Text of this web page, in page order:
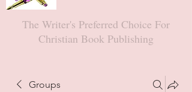
The Writer's Preferred Choice For
Christian Book Publishing
Groups